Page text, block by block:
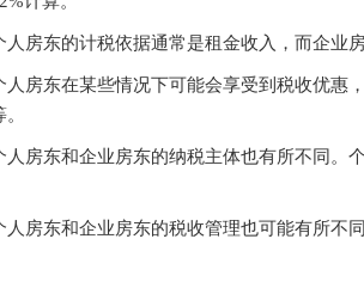
人房东的计税依据通常是租金收入，而企业
人房东在某些情况下可能会享受到税收优
人房东和企业房东的纳税主体也有所不同。
人房东和企业房东的税收管理也可能有所